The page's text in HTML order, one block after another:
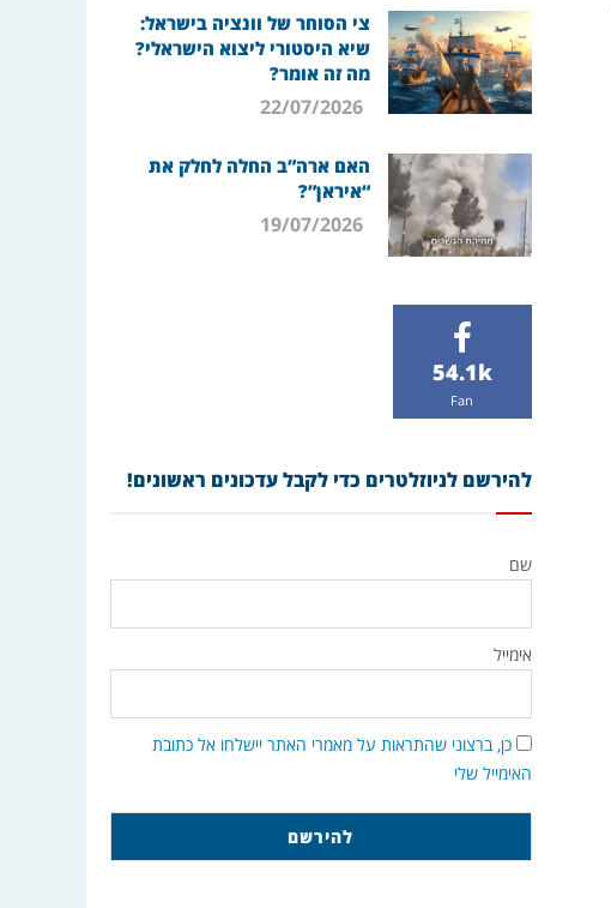
צי הסוחר של וונציה בישראל:
שיא היסטורי ליצוא הישראלי?
מה זה אומר?
22/07/2026
האם ארה”ב החלה לחלק את
“איראן”?
19/07/2026
54.1k
Fan
להירשם לניוזלטרים כדי לקבל עדכונים ראשונים!
שם
אימייל
כן, ברצוני שהתראות על מאמרי האתר יישלחו אל כתובת
האימייל שלי